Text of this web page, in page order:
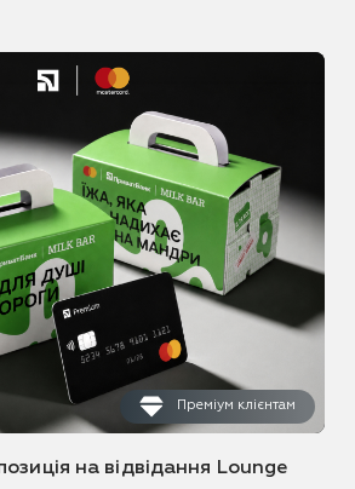
Преміум клієнтам
на відвідання Lounge